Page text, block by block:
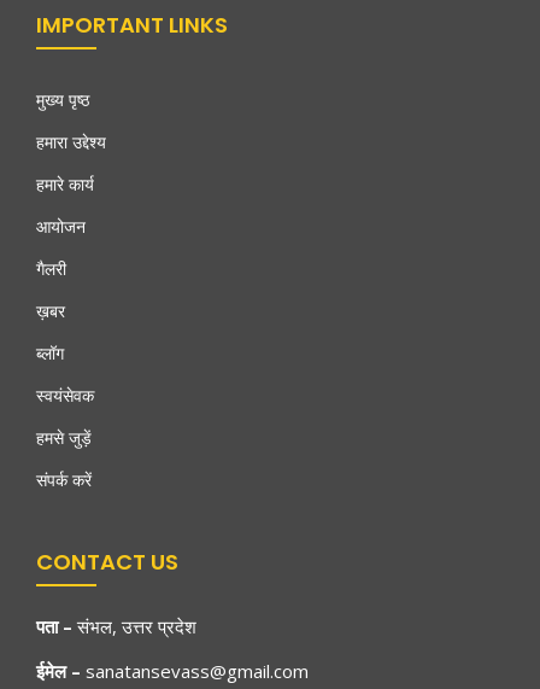
IMPORTANT LINKS
मुख्य पृष्ठ
हमारा उद्देश्य
हमारे कार्य
आयोजन
गैलरी
ख़बर
ब्लॉग
स्वयंसेवक
हमसे जुड़ें
संपर्क करें
CONTACT US
पता – संभल, उत्तर प्रदेश
ईमेल – sanatansevass@gmail.com